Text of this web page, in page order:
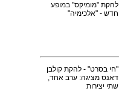
להקת "מומיקס" במופע
חדש - "אלכימיה"
"חי בסרט" - להקת קולבן
דאנס מציגה: ערב אחד,
שתי יצירות